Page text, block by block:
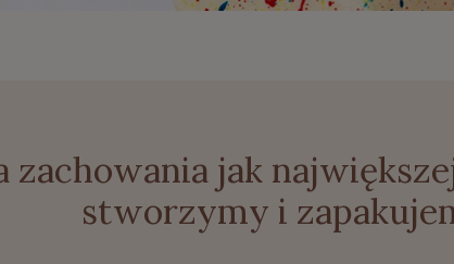
zachowania jak
stworzymy i